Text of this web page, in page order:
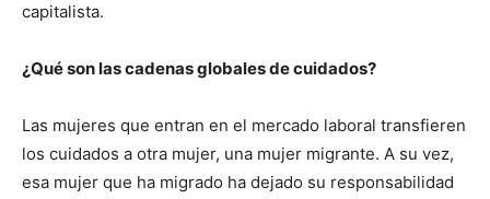
capitalista.
¿Qué son las cadenas globales de cuidados?
Las mujeres que entran en el mercado laboral transfieren
los cuidados a otra mujer, una mujer migrante. A su vez,
esa mujer que ha migrado ha dejado su responsabilidad